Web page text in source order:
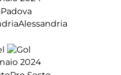
Padova
Alessandria
2024